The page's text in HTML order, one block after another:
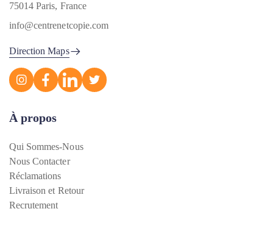
75014 Paris, France
info@centrenetcopie.com
Direction Maps
À propos
Qui Sommes-Nous
Nous Contacter
Réclamations
Livraison et Retour
Recrutement